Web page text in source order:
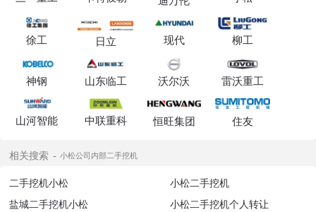
徐工 日立 现代 柳工
神钢 山东临工 沃尔沃 雷沃重工
山河智能 中联重科 恒旺集团 住友
相关搜索 小松公司内部二手挖机
二手挖机小松
小松二手挖机
盐城二手挖机小松
小松二手挖机个人转让